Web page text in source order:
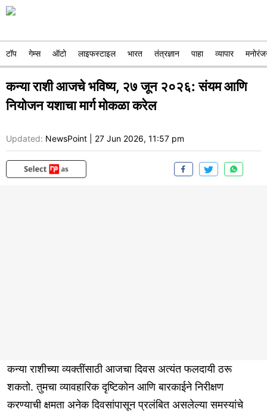
टॉप गेम्स ऑटो लाइफस्टाइल भारत तंत्रज्ञान पाहा व्यापार
कन्या राशी आजचे भविष्य, २७ जून २०२६: संयम आणि
नियोजन यशाचा मार्ग मोकळा करेल
Updated: NewsPoint 27 Jun 2026, 11:57 pm
कन्या राशीच्या व्यक्तींसाठी आजचा दिवस अत्यंत फलदायी ठरू
शकतो. तुमचा व्यावहारिक दृष्टिकोन आणि बारकाईने निरीक्षण
करण्याची क्षमता अनेक दिवसांपासून प्रलंबित असलेल्या समस्यांचे